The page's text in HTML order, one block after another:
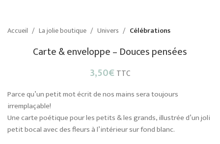
Accueil La jolie boutique Univers Célébrations
Carte & enveloppe – Douces pensées
3,50€ TTC
Parce qu’un petit mot écrit de nos mains sera toujours
irremplaçable!
Une carte poétique pour les petits & les grands, illustrée d’un joli
petit bocal avec des fleurs à l’intérieur sur fond blanc.